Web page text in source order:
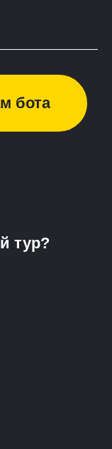
бота
тур?